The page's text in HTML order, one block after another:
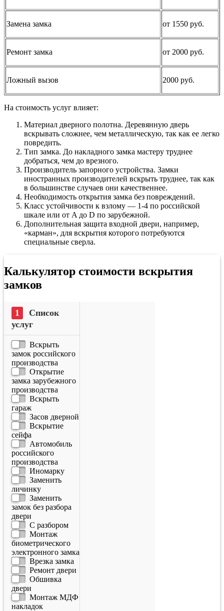
Замена замка от 1550 руб.
Ремонт замка от 2000 руб.
Ложный вызов 2000 руб.
На стоимость услуг влияет:
Материал дверного полотна. Деревянную дверь
вскрывать сложнее, чем металлическую, так как ее легко
повредить.
Тип замка. До накладного замка мастеру труднее
добраться, чем до врезного.
Производитель запорного устройства. Замки
иностранных производителей вскрыть труднее, так как
в большинстве случаев они качественнее.
Необходимость открытия замка без повреждений.
Класс устойчивости к взлому — 1-4 по российской
шкале или от A до D по зарубежной.
Дополнительная защита входной двери, например,
«карман», для вскрытия которого потребуются
специальные сверла.
Калькулятор стоимости вскрытия
замков
Список
услуг
Вскрыть
замок российского
производства
Открытие
замка зарубежного
производства
Вскрыть
гараж
Засов дверной
Вскрытие
сейфа
Автомобиль
российского
производства
Иномарку
Заменить
личинку
Заменить
замок без разбора
двери
С разбором
Монтаж
биометрического
электронного замка
Врезка замка
Ремонт двери
Обшивка
двери
Монтаж МДФ
накладок